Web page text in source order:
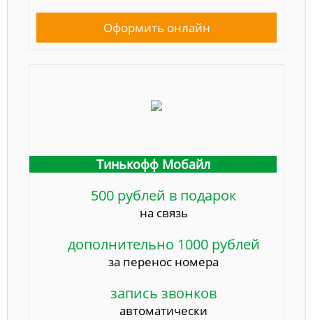
Оформить онлайн
Тинькофф Мобайл
500 рублей в подарок
на связь
дополнительно 1000 рублей
за перенос номера
запись звонков
автоматически